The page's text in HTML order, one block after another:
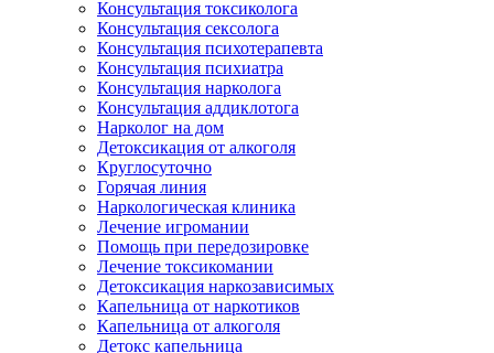
Консультация токсиколога
Консультация сексолога
Консультация психотерапевта
Консультация психиатра
Консультация нарколога
Консультация аддиклотога
Нарколог на дом
Детоксикация от алкоголя
Круглосуточно
Горячая линия
Наркологическая клиника
Лечение игромании
Помощь при передозировке
Лечение токсикомании
Детоксикация наркозависимых
Капельница от наркотиков
Капельница от алкоголя
Детокс капельница